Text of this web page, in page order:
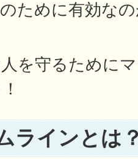
ために有効な
を守るために
ラインとは